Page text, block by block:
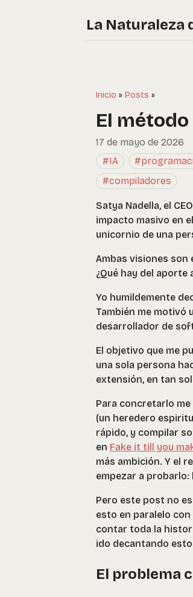
La Naturaleza
Inicio » Posts »
El
17 de mayo de 2026
#IA
#compiladores
Satya Nadella, el
impacto masivo en
unicornio de una
Ambas visiones son
¿Qué hay del aporte
Yo humildemente
También me motivó
desarrollador de
El objetivo que me
una sola persona
extensión, en tan
Para concretarlo
(un heredero
rápido, y compilar
en Fake it till you
más ambición. Y el
empezar a probarlo:
Pero este post no
esto en paralelo
contar toda la
ido decantando
El problema